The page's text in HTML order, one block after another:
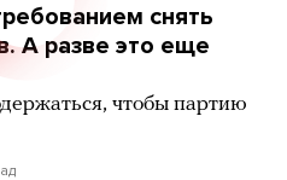
снять
А разве это еще
чтобы партию